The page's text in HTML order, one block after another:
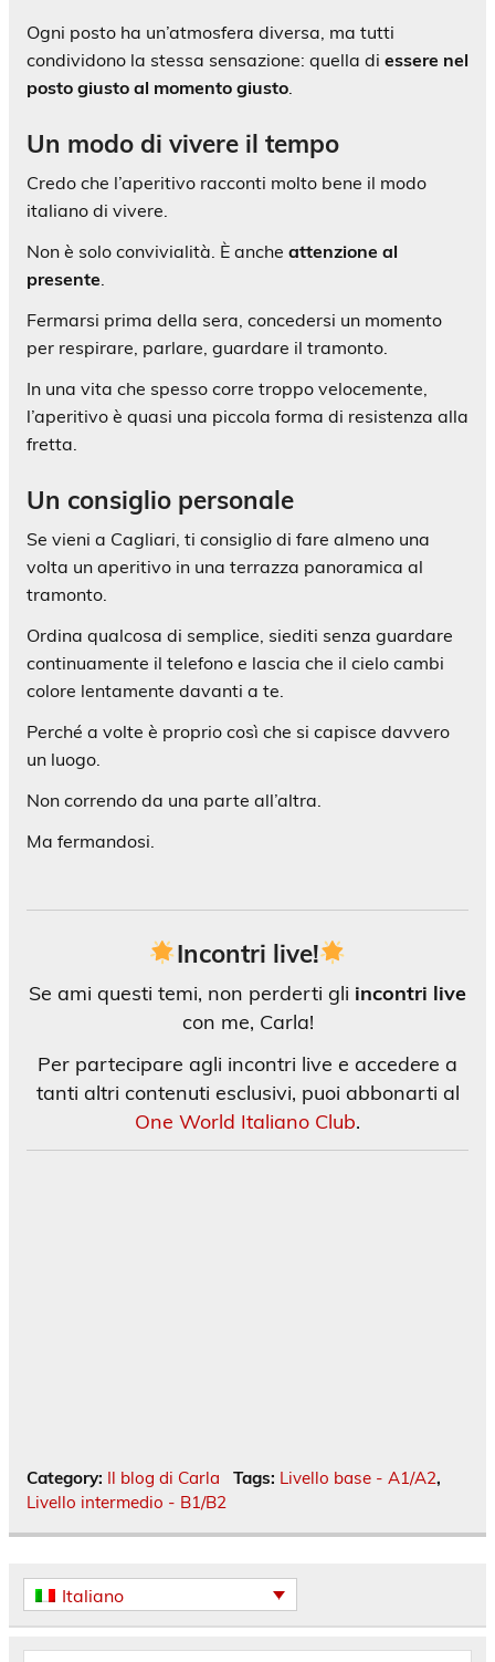
Ogni posto ha un’atmosfera diversa, ma tutti
condividono la stessa sensazione: quella di essere nel
posto giusto al momento giusto.
Un modo di vivere il tempo
Credo che l’aperitivo racconti molto bene il modo
italiano di vivere.
Non è solo convivialità. È anche attenzione al
presente.
Fermarsi prima della sera, concedersi un momento
per respirare, parlare, guardare il tramonto.
In una vita che spesso corre troppo velocemente,
l’aperitivo è quasi una piccola forma di resistenza alla
fretta.
Un consiglio personale
Se vieni a Cagliari, ti consiglio di fare almeno una
volta un aperitivo in una terrazza panoramica al
tramonto.
Ordina qualcosa di semplice, siediti senza guardare
continuamente il telefono e lascia che il cielo cambi
colore lentamente davanti a te.
Perché a volte è proprio così che si capisce davvero
un luogo.
Non correndo da una parte all’altra.
Ma fermandosi.
Incontri live!
Se ami questi temi, non perderti gli incontri live
con me, Carla!
Per partecipare agli incontri live e accedere a
tanti altri contenuti esclusivi, puoi abbonarti al
One World Italiano Club.
Category: Il blog di Carla Tags: Livello base - A1/A2,
Livello intermedio - B1/B2
Italiano